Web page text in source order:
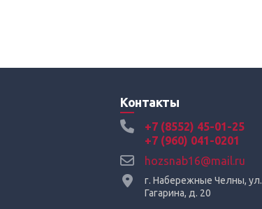
Контакты
+7 (8552) 45-01-25
+7 (960) 041-0201
hozsnab16@mail.ru
г. Набережные Челны, ул.
Гагарина, д. 20